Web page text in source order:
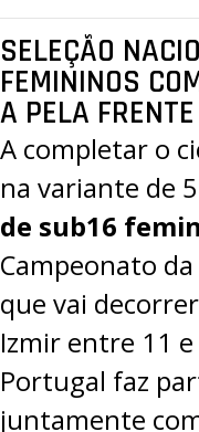
SELEÇÃO
FEMININOS
A PELA FRENTE
A completar o
na variante de
de sub16
Campeonato
que vai
Izmir entre 11
Portugal faz
juntamente